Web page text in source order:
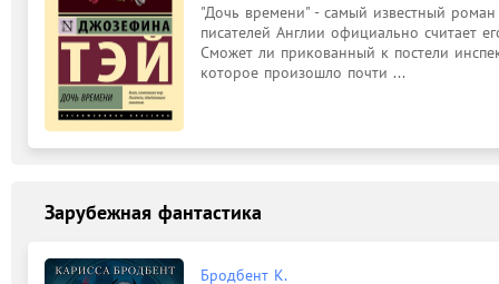
"Дочь времени" - самый известный
писателей Англии официально считает
Сможет ли прикованный к постели
которое произошло почти ...
Зарубежная фантастика
Бродбент К.